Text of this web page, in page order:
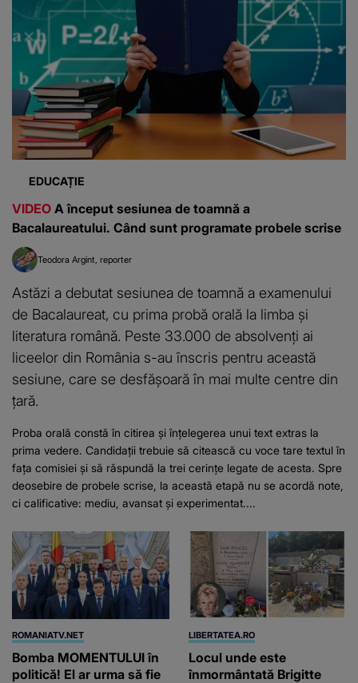
EDUCAȚIE
VIDEO A început sesiunea de toamnă a
Bacalaureatului. Când sunt programate probele scrise
Teodora Argint reporter
Astăzi a debutat sesiunea de toamnă a examenului
de Bacalaureat, cu prima probă orală la limba și
literatura română. Peste 33.000 de absolvenți ai
liceelor din România s-au înscris pentru această
sesiune, care se desfășoară în mai multe centre din
țară.
Proba orală constă în citirea și înțelegerea unui text extras la
prima vedere. Candidații trebuie să citească cu voce tare textul în
fața comisiei și să răspundă la trei cerințe legate de acesta. Spre
deosebire de probele scrise, la această etapă nu se acordă note,
ci calificative: mediu, avansat și experimentat....
ROMANIATV.NET
Bomba MOMENTULUI în
politică! El ar urma să fie
LIBERTATEA.RO
Locul unde este
înmormântată Brigitte